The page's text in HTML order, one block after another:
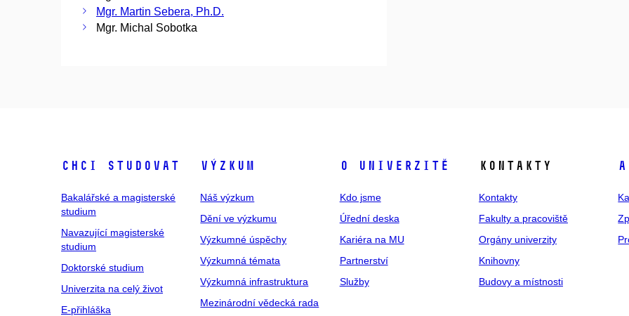
Mgr. Martin Sebera, Ph.D.
Mgr. Michal Sobotka
Chci studovat
Bakalářské a magisterské
studium
Navazující magisterské
studium
Doktorské studium
Univerzita na celý život
E-přihláška
Výzkum
Náš výzkum
Dění ve výzkumu
Výzkumné úspěchy
Výzkumná témata
Výzkumná infrastruktura
Mezinárodní vědecká rada
O univerzitě
Kdo jsme
Úřední deska
Kariéra na MU
Partnerství
Služby
Kontakty
Kontakty
Fakulty a pracoviště
Orgány univerzity
Knihovny
Budovy a místnosti